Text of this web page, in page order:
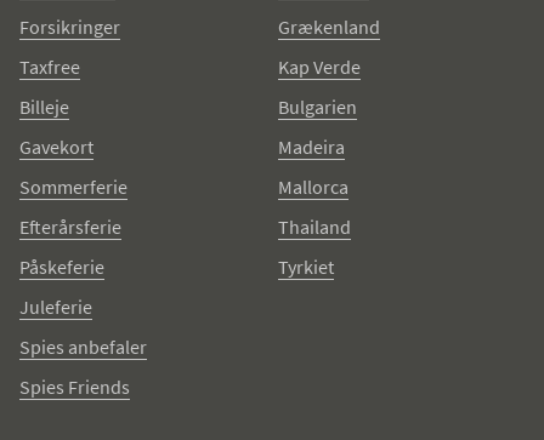
Forsikringer
Taxfree
Billeje
Gavekort
Sommerferie
Efterårsferie
Påskeferie
Juleferie
Spies anbefaler
Spies Friends
Grækenland
Kap Verde
Bulgarien
Madeira
Mallorca
Thailand
Tyrkiet